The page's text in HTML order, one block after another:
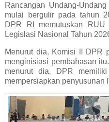
Rancangan Undang-
mulai bergulir pada tahun
DPR RI memutuskan
Legislasi Nasional Tahun
Menurut dia, Komisi II DPR
menginisiasi pembahasan
menurut dia, DPR
mempersiapkan penyusunan